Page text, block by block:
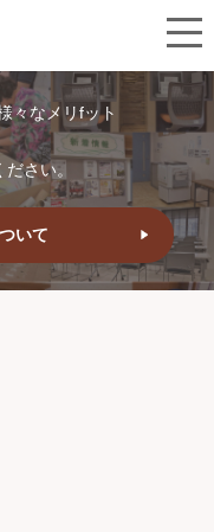
々なメリfット
さい。
いて